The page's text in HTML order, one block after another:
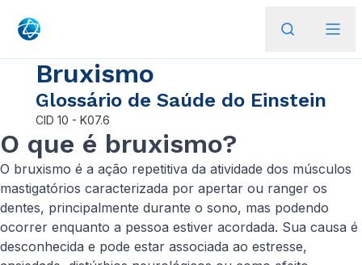
Bruxismo
Glossário de Saúde do Einstein
CID 10 - K07.6
O que é bruxismo?
O bruxismo é a ação repetitiva da atividade dos músculos
mastigatórios caracterizada por apertar ou ranger os
dentes, principalmente durante o sono, mas podendo
ocorrer enquanto a pessoa estiver acordada. Sua causa é
desconhecida e pode estar associada ao estresse,